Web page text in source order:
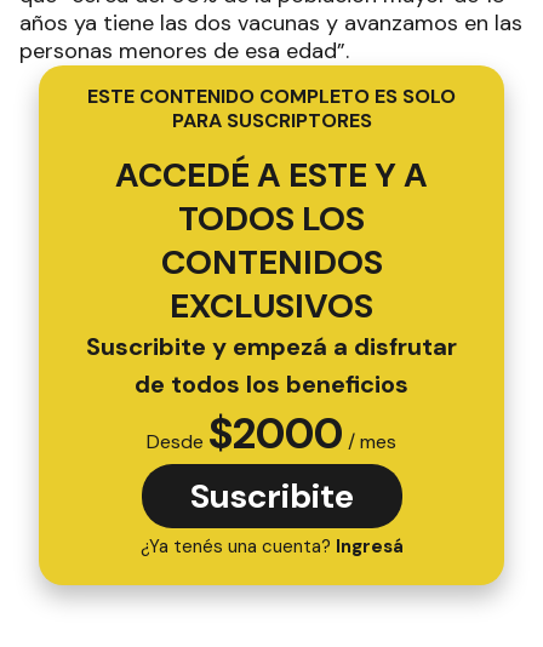
años ya tiene las dos vacunas y avanzamos en las
personas menores de esa edad”.
ESTE CONTENIDO COMPLETO ES SOLO
PARA SUSCRIPTORES
ACCEDÉ A ESTE Y A
TODOS LOS
CONTENIDOS
EXCLUSIVOS
Suscribite y empezá a disfrutar
de todos los beneficios
Desde $2000 / mes
Suscribite
¿Ya tenés una cuenta? Ingresá